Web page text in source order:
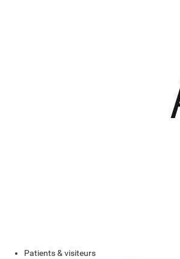
Patients & visiteurs